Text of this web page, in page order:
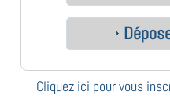
Cliquez ici pour vous